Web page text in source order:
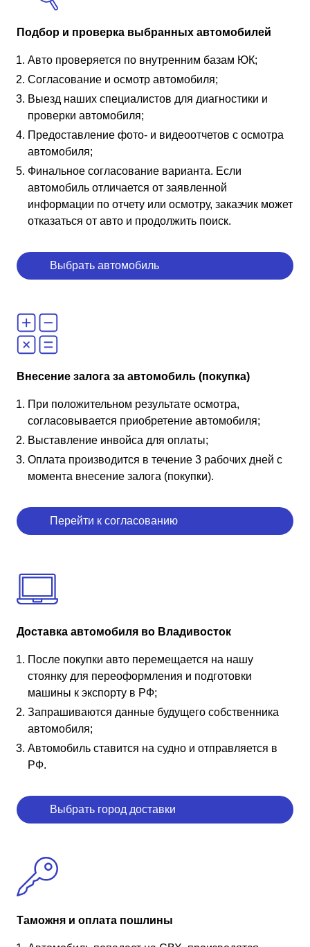
Подбор и проверка выбранных автомобилей
Авто проверяется по внутренним базам ЮК;
Согласование и осмотр автомобиля;
Выезд наших специалистов для диагностики и
проверки автомобиля;
Предоставление фото- и видеоотчетов с осмотра
автомобиля;
Финальное согласование варианта. Если
автомобиль отличается от заявленной
информации по отчету или осмотру, заказчик может
отказаться от авто и продолжить поиск.
Выбрать автомобиль
Внесение залога за автомобиль (покупка)
При положительном результате осмотра,
согласовывается приобретение автомобиля;
Выставление инвойса для оплаты;
Оплата производится в течение 3 рабочих дней с
момента внесение залога (покупки).
Перейти к согласованию
Доставка автомобиля во Владивосток
После покупки авто перемещается на нашу
стоянку для переоформления и подготовки
машины к экспорту в РФ;
Запрашиваются данные будущего собственника
автомобиля;
Автомобиль ставится на судно и отправляется в
РФ.
Выбрать город доставки
Таможня и оплата пошлины